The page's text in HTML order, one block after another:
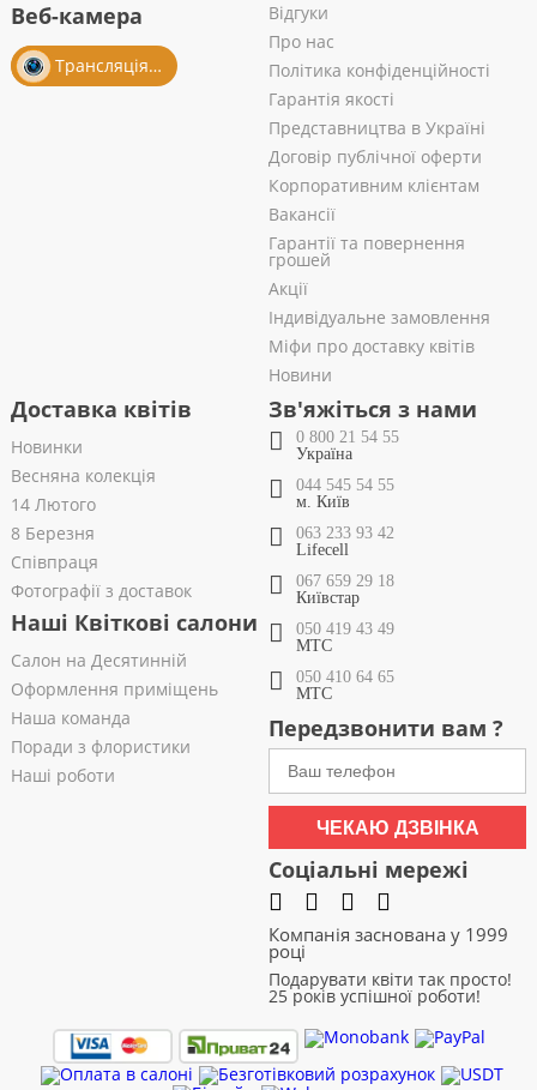
Веб-камера
Трансляція із салону
Відгуки
Про нас
Політика конфіденційності
Гарантія якості
Представництва в Україні
Договір публічної оферти
Корпоративним клієнтам
Вакансії
Гарантії та повернення
грошей
Акції
Індивідуальне замовлення
Міфи про доставку квітів
Новини
Доставка квітів
Новинки
Весняна колекція
14 Лютого
8 Березня
Співпраця
Фотографії з доставок
Наші Квіткові салони
Салон на Десятинній
Оформлення приміщень
Наша команда
Поради з флористики
Наші роботи
Зв'яжіться з нами
0 800 21 54 55
Україна
044 545 54 55
м. Київ
063 233 93 42
Lifecell
067 659 29 18
Київстар
050 419 43 49
МТС
050 410 64 65
МТС
Передзвонити вам ?
ЧЕКАЮ ДЗВІНКА
Соціальні мережі
Компанія заснована у 1999
році
Подарувати квіти так просто!
25 років успішної роботи!